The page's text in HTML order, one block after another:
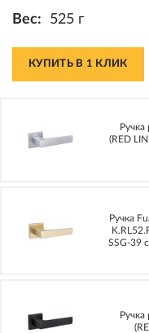
Вес: 525 г
КУПИТЬ В 1 КЛИК
Ручка
(RED
Ручка
SSG-39
Ручка